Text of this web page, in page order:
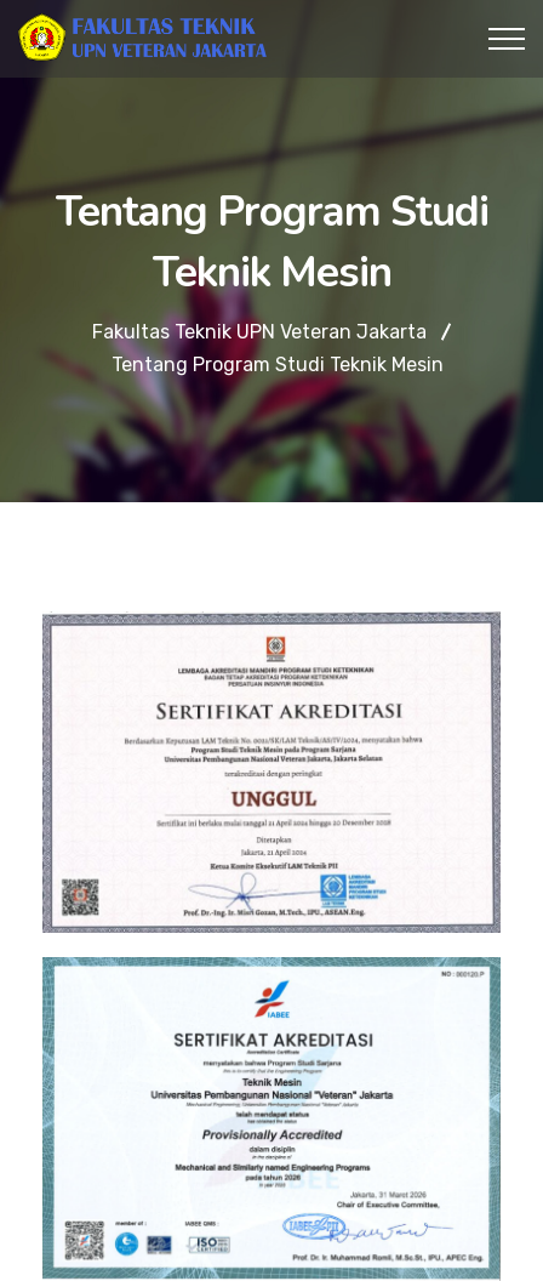
Tentang Program Studi
Teknik Mesin
Fakultas Teknik UPN Veteran Jakarta
Tentang Program Studi Teknik Mesin